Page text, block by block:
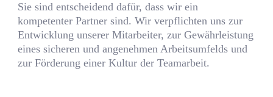
Sie sind entscheidend dafür, dass wir ein
kompetenter Partner sind. Wir verpflichten uns zur
Entwicklung unserer Mitarbeiter, zur Gewährleistung
eines sicheren und angenehmen Arbeitsumfelds und
zur Förderung einer Kultur der Teamarbeit.